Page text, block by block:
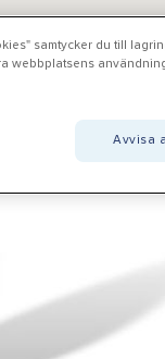
AB
samtycker du till
webbplatsens
Avvisa